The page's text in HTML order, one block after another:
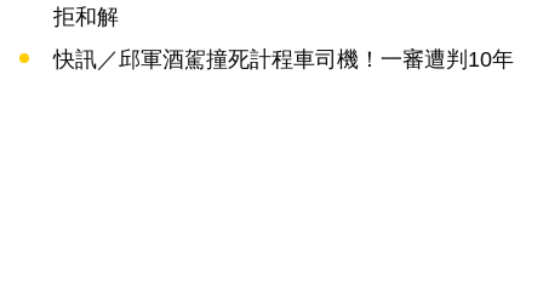
拒和解
快訊／邱軍酒駕撞死計程車司機！一審遭判10年